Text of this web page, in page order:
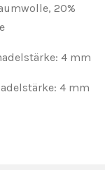
20%
4 mm
4 mm